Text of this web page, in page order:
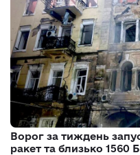
Ворог за тиждень
ракет та близько